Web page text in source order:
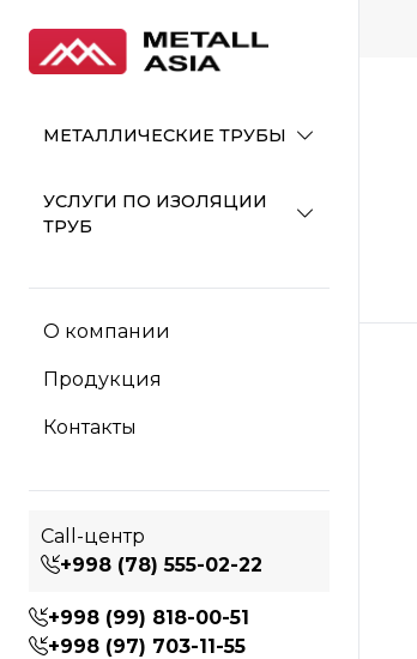
МЕТАЛЛИЧЕСКИЕ ТРУБЫ
УСЛУГИ ПО ИЗОЛЯЦИИ
ТРУБ
О компании
Продукция
Контакты
Call-центр
+998 (78) 555-02-22
+998 (99) 818-00-51
+998 (97) 703-11-55